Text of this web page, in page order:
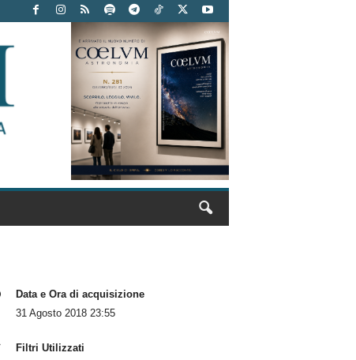
Data e Ora di acquisizione
31 Agosto 2018 23:55
Filtri Utilizzati